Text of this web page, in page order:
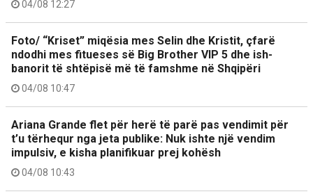
04/08 12:27
Foto/ “Kriset” miqësia mes Selin dhe Kristit, çfarë
ndodhi mes fitueses së Big Brother VIP 5 dhe ish-
banorit të shtëpisë më të famshme në Shqipëri
04/08 10:47
Ariana Grande flet për herë të parë pas vendimit për
t’u tërhequr nga jeta publike: Nuk ishte një vendim
impulsiv, e kisha planifikuar prej kohësh
04/08 10:43